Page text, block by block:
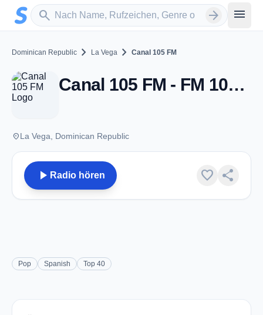
Zum Hauptinhalt springen
search
Sender suchen arrow_forward menu
Dominican Republic chevron_right La Vega chevron_right Canal 105 FM
Canal 105 FM - FM 105.1 - La Vega
placeLa Vega, Dominican Republic
play_arrow Radio hören favorite share
Pop Spanish Top 40